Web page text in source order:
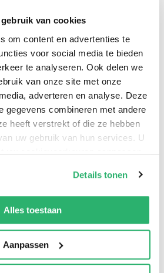
van cookies
om content en advertenties te
voor social media te bieden
te analyseren. Ook delen we
van onze site met onze
adverteren en analyse. Deze
gegevens combineren met andere
heeft verstrekt of die ze hebben
uw gebruik van hun services. U
uw cookievoorkeuren aanpassen
13 derdendie uw gegevens
verwerken.
Details tonen
Alles toestaan
Aanpassen
fles van 500 ml met een flip-top
natuurlijke grondstoffen,
van dierlijke oorsprong en
van de meeste stoffen en
de verf gemakkelijk te mengen
aan kleuren te creëren.